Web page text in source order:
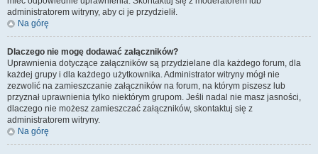
administratorem witryny, aby ci je przydzielił.
Na górę
Dlaczego nie mogę dodawać załączników?
Uprawnienia dotyczące załączników są przydzielane dla każdego forum, dla
każdej grupy i dla każdego użytkownika. Administrator witryny mógł nie
zezwolić na zamieszczanie załączników na forum, na którym piszesz lub
przyznał uprawnienia tylko niektórym grupom. Jeśli nadal nie masz jasności,
dlaczego nie możesz zamieszczać załączników, skontaktuj się z
administratorem witryny.
Na górę